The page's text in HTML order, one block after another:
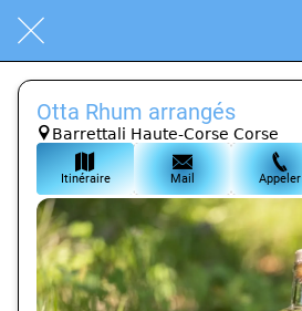
Otta Rhum arrangés
Barrettali Haute-Corse Corse
Itinéraire Mail Appeler